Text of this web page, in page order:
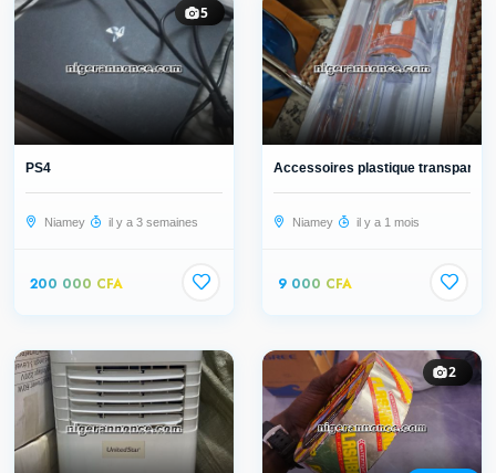
5
PS4
Niamey il y a 3 semaines
200 000 CFA
Accessoires plastique transparent
Niamey il y a 1 mois
9 000 CFA
2